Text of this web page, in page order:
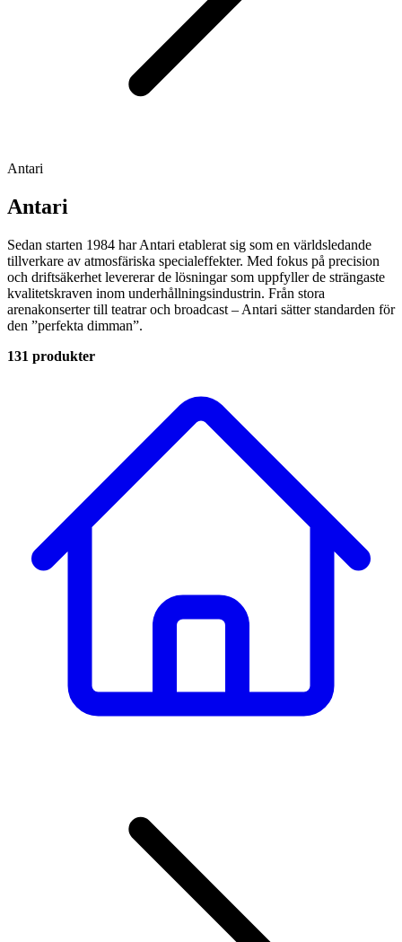
Antari
Antari
Sedan starten 1984 har Antari etablerat sig som en världsledande
tillverkare av atmosfäriska specialeffekter. Med fokus på precision
och driftsäkerhet levererar de lösningar som uppfyller de strängaste
kvalitetskraven inom underhållningsindustrin. Från stora
arenakonserter till teatrar och broadcast – Antari sätter standarden för
den ”perfekta dimman”.
131 produkter